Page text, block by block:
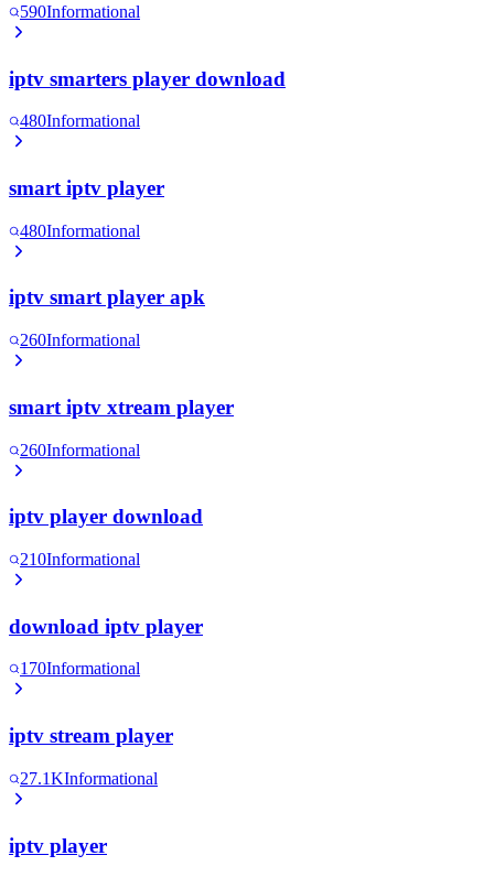
590Informational
iptv smarters player download
480Informational
smart iptv player
480Informational
iptv smart player apk
260Informational
smart iptv xtream player
260Informational
iptv player download
210Informational
download iptv player
170Informational
iptv stream player
27.1KInformational
iptv player